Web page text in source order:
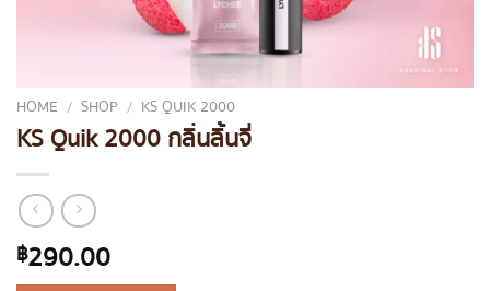
HOME / SHOP / KS QUIK 2000
KS Quik 2000 กลิ่นลิ้นจี่
฿290.00